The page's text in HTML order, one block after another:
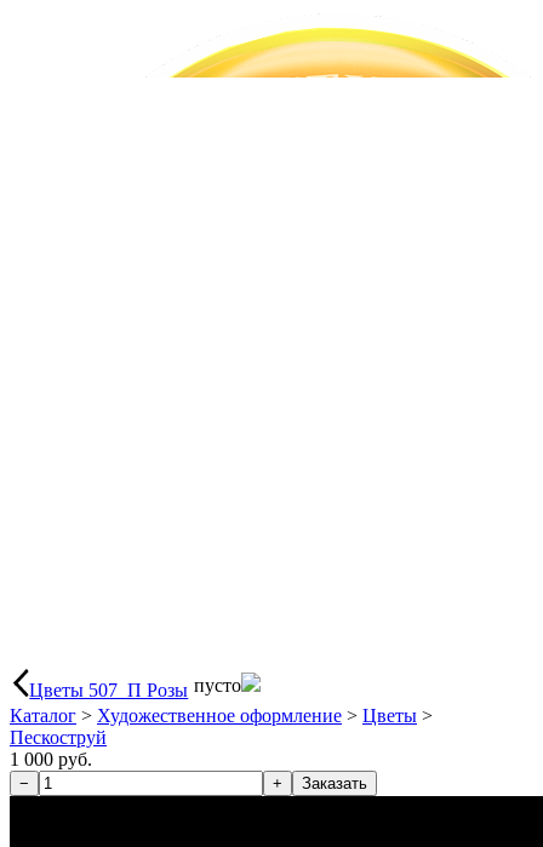
Цветы 507_П Розы пусто
Каталог > Художественное оформление > Цветы >
Пескоструй
1 000 руб.